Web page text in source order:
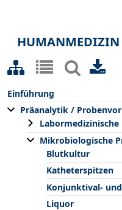
HUMANMEDIZIN
Einführung
Präanalytik /
Labormedizinische
Mikrobiologische
Blutkultur
Katheterspitzen
Konjunktival-
Liquor